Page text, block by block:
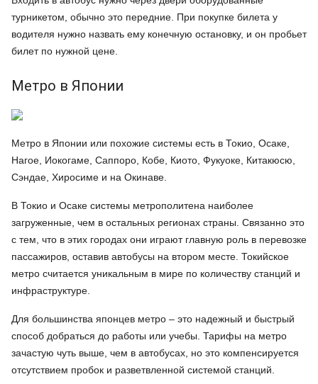
турникетом, обычно это передние. При покупке билета у
водителя нужно назвать ему конечную остановку, и он пробьет
билет по нужной цене.
Метро в Японии
Метро в Японии или похожие системы есть в Токио, Осаке,
Нагое, Иокогаме, Саппоро, Кобе, Киото, Фукуоке, Китакюсю,
Сэндае, Хиросиме и на Окинаве.
В Токио и Осаке системы метрополитена наиболее
загруженные, чем в остальных регионах страны. Связанно это
с тем, что в этих городах они играют главную роль в перевозке
пассажиров, оставив автобусы на втором месте. Токийское
метро считается уникальным в мире по количеству станций и
инфраструктуре.
Для большинства японцев метро – это надежный и быстрый
способ добраться до работы или учебы. Тарифы на метро
зачастую чуть выше, чем в автобусах, но это компенсируется
отсутствием пробок и разветвленной системой станций.